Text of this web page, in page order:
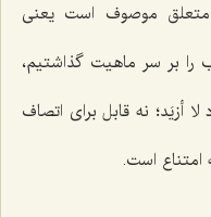
موصوف است یعنی
را بر سر ماهیت گذاشتیم،
لا أزیَد؛ نه قابل برای اتصاف
است.